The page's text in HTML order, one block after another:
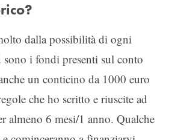
dalla possibilità di ogni
sono i fondi presenti sul conto
un conticino da 1000 euro
che ho scritto e riuscite ad
almeno 6 mesi/1 anno. Qualche